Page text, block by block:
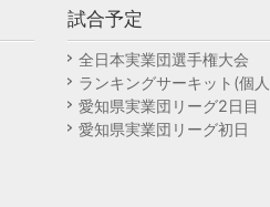
試合予定
全日本実業団選手権大会
ランキングサーキット(個
愛知県実業団リーグ2日目
愛知県実業団リーグ初日